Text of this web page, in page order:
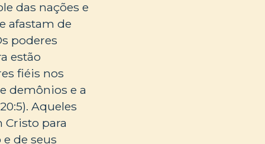
das nações e
afastam de
poderes
estão
fiéis nos
demônios e a
Aqueles
para
de seus